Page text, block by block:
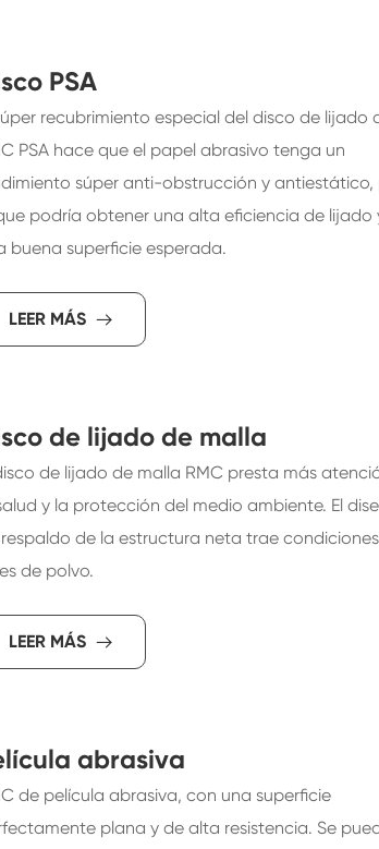
PSA
recubrimiento especial del disco de lijado
PSA hace que el papel abrasivo tenga un
súper anti-obstrucción y antiestático,
podría obtener una alta eficiencia de lijado
buena superficie esperada.
LEER MÁS 
de lijado de malla
de lijado de malla RMC presta más
y la protección del medio ambiente. El
de la estructura neta trae condiciones
de polvo.
LEER MÁS 
abrasiva
de película abrasiva, con una superficie
plana y de alta resistencia. Se